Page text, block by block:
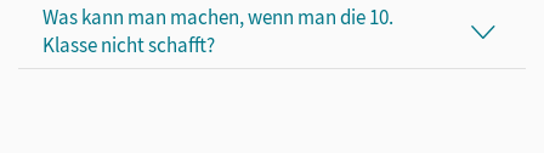
Was kann man machen, wenn man die 10.
Klasse nicht schafft?